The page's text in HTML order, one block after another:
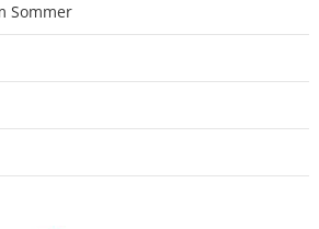
Sommer